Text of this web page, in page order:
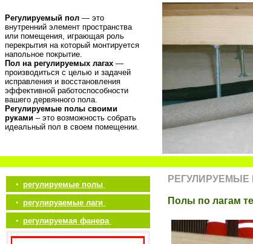
Регулируемый пол — это
внутренний элемент пространства
или помещения, играющая роль
перекрытия на который монтируется
напольное покрытие.
Пол на регулируемых лагах —
производиться с целью и задачей
исправления и восстановления
эффективной работоспособности
вашего дервянного пола.
Регулируемые полы своими
руками – это возможность собрать
идеальный пол в своем помещении.
• регулируемые полы
• регулируаемые лаги
• регулируемая фанера
Полы по лагам